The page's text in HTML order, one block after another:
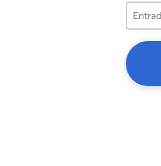
Entrada